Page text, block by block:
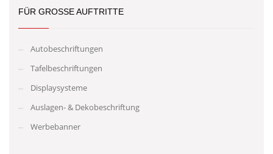
FÜR GROSSE AUFTRITTE
Autobeschriftungen
Tafelbeschriftungen
Displaysysteme
Auslagen- & Dekobeschriftung
Werbebanner